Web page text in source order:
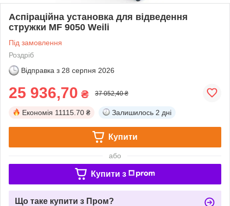
Аспіраційна установка для відведення
стружки MF 9050 Weili
Під замовлення
Роздріб
Відправка з 28 серпня 2026
25 936,70 ₴ 37 052,40 ₴
Економія 11115.70 ₴ Залишилось 2 дні
Купити
або
Купити з
Що таке купити з Пром?